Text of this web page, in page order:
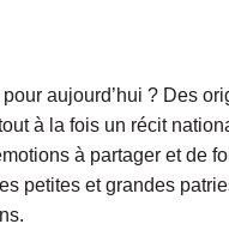
aujourd’hui ? Des
à la fois un récit
à partager et de
petites et grandes